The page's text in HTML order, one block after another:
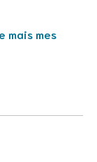
mais mes